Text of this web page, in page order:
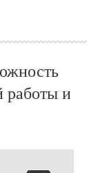
работы и